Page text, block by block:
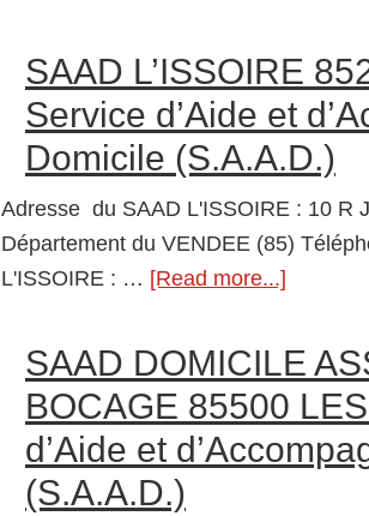
à
SAAD L’ISSOIRE
Service d’Aide et
Domicile (S.A.A.D.)
Adresse du SAAD L'ISSOIRE : 10 R
Département du VENDEE (85)
L'ISSOIRE : … [Read more...]
85260
Service
SAAD DOMICILE
BOCAGE 85500
d’Aide et
(S.A.A.D.)